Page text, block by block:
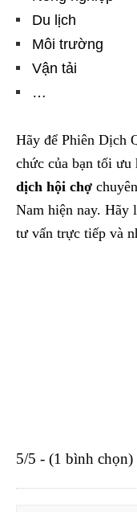
Du lịch
Môi trường
Vận tải
…
Hãy để Phiên Dịch
chức của bạn tối
dịch hội chợ
Nam hiện nay. Hãy
tư vấn trực tiếp và
5/5 - (1 bình chọn)